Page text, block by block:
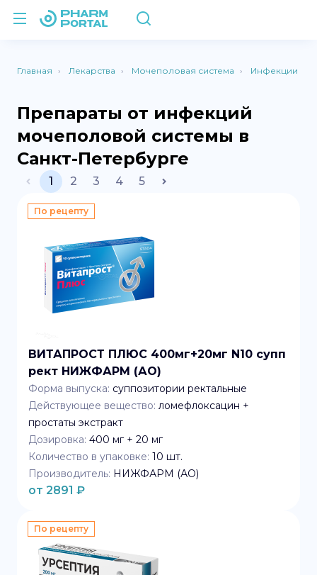
Главная Лекарства Мочеполовая система Инфекции
Препараты от инфекций
мочеполовой системы в
Санкт-Петербурге
1 2 3 4 5
По рецепту
ВИТАПРОСТ ПЛЮС 400мг+20мг N10 супп
рект НИЖФАРМ (АО)
Форма выпуска: суппозитории ректальные
Действующее вещество: ломефлоксацин +
простаты экстракт
Дозировка: 400 мг + 20 мг
Количество в упаковке: 10 шт.
Производитель: НИЖФАРМ (АО)
от 2891 ₽
По рецепту